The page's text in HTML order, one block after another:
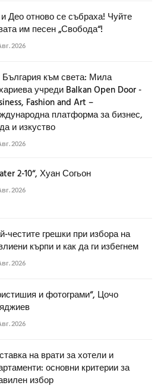
и Део отново се събраха! Чуйте
им песен „Свобода“!
2026
към света: Мила
учреди Balkan Open Door -
Fashion and Art –
платформа за бизнес,
и изкуство
2026
2-10“, Хуан Согьон
2026
честите грешки при избора на
кърпи и как да ги избегнем
2026
и фотограми“, Цочо
2026
на врати за хотели и
основни критерии за
избор